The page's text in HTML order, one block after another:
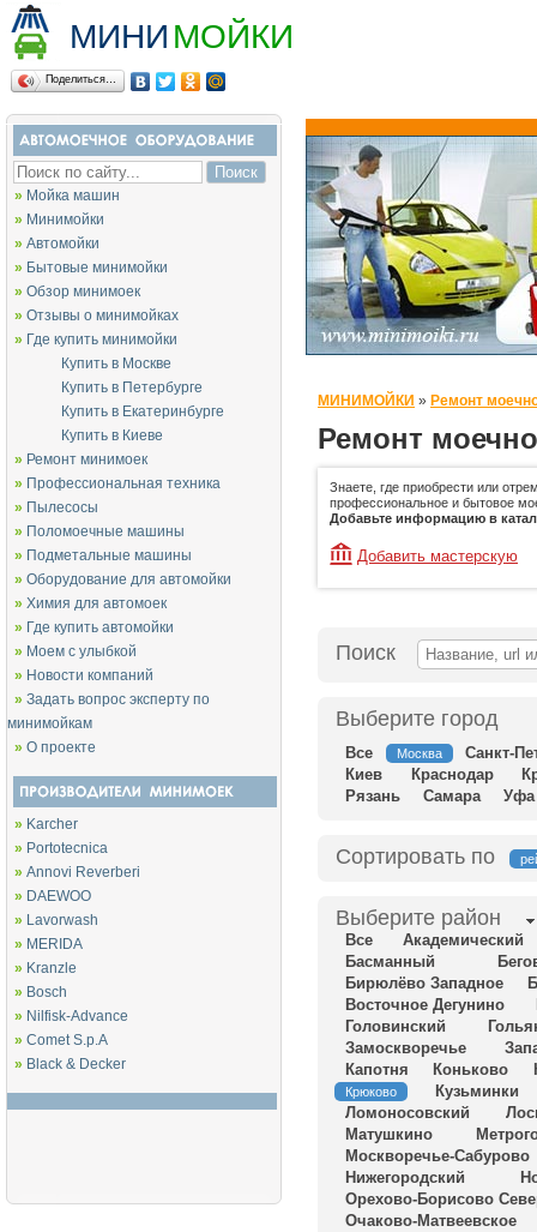
МИНИ МОЙКИ
Поделиться…
» Мойка машин
» Минимойки
» Автомойки
» Бытовые минимойки
» Обзор минимоек
» Отзывы о минимойках
» Где купить минимойки
Купить в Москве
Купить в Петербурге
Купить в Екатеринбурге
Купить в Киеве
» Ремонт минимоек
» Профессиональная техника
» Пылесосы
» Поломоечные машины
» Подметальные машины
» Оборудование для автомойки
» Химия для автомоек
» Где купить автомойки
» Моем с улыбкой
» Новости компаний
» Задать вопрос эксперту по
минимойкам
» О проекте
» Karcher
» Portotecnica
» Annovi Reverberi
» DAEWOO
» Lavorwash
» MERIDA
» Kranzle
» Bosch
» Nilfisk-Advance
» Comet S.p.A
» Black & Decker
МИНИМОЙКИ » Ремонт
Ремонт
Знаете, где приобрести или
профессиональное и бытовое
Добавьте информацию в
Добавить мастерскую
Поиск
Выберите город
Все Москва
Санкт-
Киев
Краснодар
Рязань
Самара Уфа
Сортировать по
Выберите район
Все
Академический
Басманный
Бирюлёво Западное
Восточное Дегунино
Головинский
Замоскворечье
Капотня
Коньково
Крюково
Кузьминки
Ломоносовский
Матушкино
Москворечье-Сабурово
Нижегородский
Орехово-Борисово
Очаково-Матвеевское